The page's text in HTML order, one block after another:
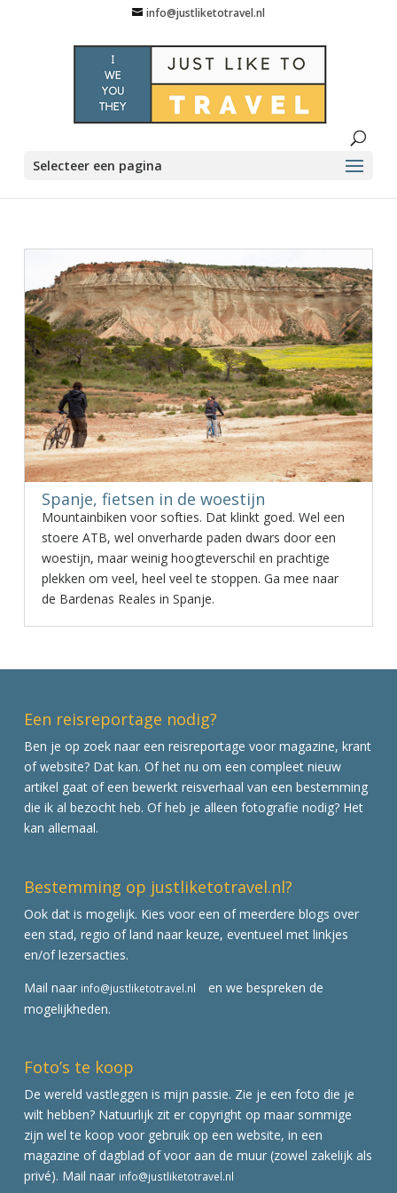
info@justliketotravel.nl
Selecteer een pagina
Spanje, fietsen in de woestijn
Mountainbiken voor softies. Dat klinkt goed. Wel een
stoere ATB, wel onverharde paden dwars door een
woestijn, maar weinig hoogteverschil en prachtige
plekken om veel, heel veel te stoppen. Ga mee naar
de Bardenas Reales in Spanje.
Een reisreportage nodig?
Ben je op zoek naar een reisreportage voor magazine, krant
of website? Dat kan. Of het nu om een compleet nieuw
artikel gaat of een bewerkt reisverhaal van een bestemming
die ik al bezocht heb. Of heb je alleen fotografie nodig? Het
kan allemaal.
Bestemming op justliketotravel.nl?
Ook dat is mogelijk. Kies voor een of meerdere blogs over
een stad, regio of land naar keuze, eventueel met linkjes
en/of lezersacties.
Mail naar info@justliketotravel.nl
en we bespreken de
mogelijkheden.
Foto’s te koop
De wereld vastleggen is mijn passie. Zie je een foto die je
wilt hebben? Natuurlijk zit er copyright op maar sommige
zijn wel te koop voor gebruik op een website, in een
magazine of dagblad of voor aan de muur (zowel zakelijk als
privé). Mail naar info@justliketotravel.nl